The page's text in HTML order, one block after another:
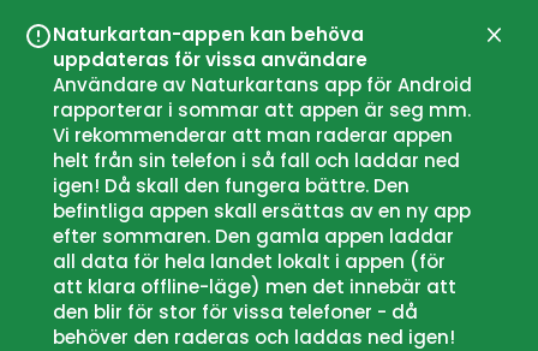
Naturkartan-appen kan behöva
uppdateras för vissa användare
Användare av Naturkartans app för Android
rapporterar i sommar att appen är seg mm.
Vi rekommenderar att man raderar appen
helt från sin telefon i så fall och laddar ned
igen! Då skall den fungera bättre. Den
befintliga appen skall ersättas av en ny app
efter sommaren. Den gamla appen laddar
all data för hela landet lokalt i appen (för
att klara offline-läge) men det innebär att
den blir för stor för vissa telefoner - då
behöver den raderas och laddas ned igen!